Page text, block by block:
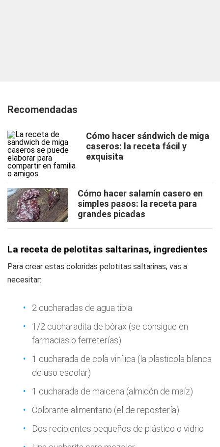
Recomendadas
Cómo hacer sándwich de miga
caseros: la receta fácil y
exquisita
Cómo hacer salamín casero en
simples pasos: la receta para
grandes picadas
La receta de pelotitas saltarinas, ingredientes
Para crear estas coloridas pelotitas saltarinas, vas a
necesitar:
2 cucharadas de agua tibia
1/2 cucharadita de bórax (se consigue en
farmacias o ferreterías)
1 cucharada de cola vinílica (la plasticola blanca
de uso escolar)
1 cucharada de maicena (almidón de maíz)
Colorante alimentario (el de repostería)
Dos recipientes pequeños de plástico o vidrio